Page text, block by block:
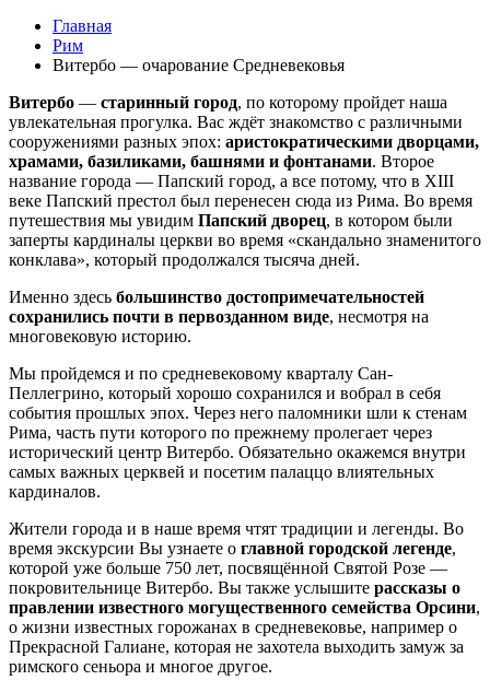
Главная
Рим
Витербо — очарование Средневековья
Витербо — старинный город, по которому пройдет наша
увлекательная прогулка. Вас ждёт знакомство с различными
сооружениями разных эпох: аристократическими дворцами,
храмами, базиликами, башнями и фонтанами. Второе
название города — Папский город, а все потому, что в XIII
веке Папский престол был перенесен сюда из Рима. Во время
путешествия мы увидим Папский дворец, в котором были
заперты кардиналы церкви во время «скандально знаменитого
конклава», который продолжался тысяча дней.
Именно здесь большинство достопримечательностей
сохранились почти в первозданном виде, несмотря на
многовековую историю.
Мы пройдемся и по средневековому кварталу Сан-
Пеллегрино, который хорошо сохранился и вобрал в себя
события прошлых эпох. Через него паломники шли к стенам
Рима, часть пути которого по прежнему пролегает через
исторический центр Витербо. Обязательно окажемся внутри
самых важных церквей и посетим палаццо влиятельных
кардиналов.
Жители города и в наше время чтят традиции и легенды. Во
время экскурсии Вы узнаете о главной городской легенде,
которой уже больше 750 лет, посвящённой Святой Розе —
покровительнице Витербо. Вы также услышите рассказы о
правлении известного могущественного семейства Орсини,
о жизни известных горожанах в средневековье, например о
Прекрасной Галиане, которая не захотела выходить замуж за
римского сеньора и многое другое.